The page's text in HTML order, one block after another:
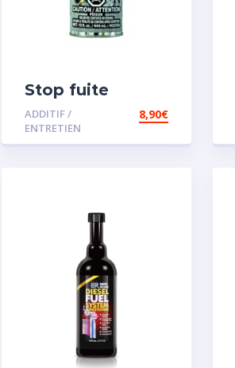
Stop fuite
moteur
ADDITIF /
ENTRETIEN
8,90€